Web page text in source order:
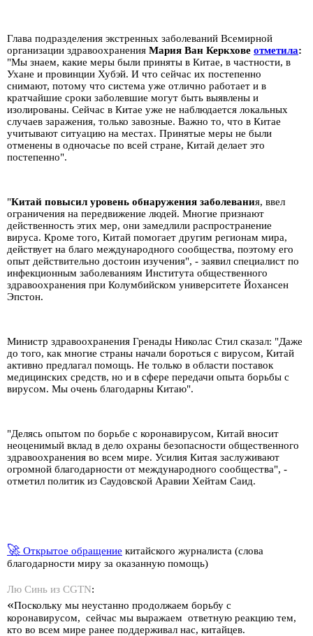
Глава подразделения экстренных заболеваний Всемирной
организации здравоохранения Мария Ван Керкхове отметила:
"Мы знаем, какие меры были приняты в Китае, в частности, в
Ухане и провинции Хубэй. И что сейчас их постепенно
снимают, потому что система уже отлично работает и в
кратчайшие сроки заболевшие могут быть выявлены и
изолированы. Сейчас в Китае уже не наблюдается локальных
случаев заражения, только завозные. Важно то, что в Китае
учитывают ситуацию на местах. Принятые меры не были
отменены в одночасье по всей стране, Китай делает это
постепенно".
"Китай повысил уровень обнаружения заболевания, ввел
ограничения на передвижение людей. Многие признают
действенность этих мер, они замедлили распространение
вируса. Кроме того, Китай помогает другим регионам мира,
действует на благо международного сообщества, поэтому его
опыт действительно достоин изучения", - заявил специалист по
инфекционным заболеваниям Института общественного
здравоохранения при Колумбийском университете Йохансен
Эпстон.
Министр здравоохранения Гренады Николас Стил сказал: "Даже
до того, как многие страны начали бороться с вирусом, Китай
активно предлагал помощь. Не только в области поставок
медицинских средств, но и в сфере передачи опыта борьбы с
вирусом. Мы очень благодарны Китаю".
"Делясь опытом по борьбе с коронавирусом, Китай вносит
неоценимый вклад в дело охраны безопасности общественного
здравоохранения во всем мире. Усилия Китая заслуживают
огромной благодарности от международного сообщества", -
отметил политик из Саудовской Аравии Хейтам Саид.
🚀 Открытое обращение китайского журналиста (слова
благодарности миру за оказанную помощь)
Лю Синь из CGTN:
«Поскольку мы неустанно продолжаем борьбу с
коронавирусом, сейчас мы выражаем ответную реакцию тем,
кто во всем мире ранее поддерживал нас, китайцев.